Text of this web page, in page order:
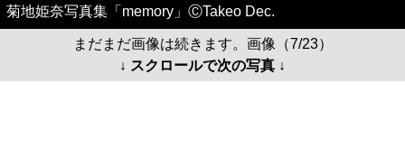
菊地姫奈写真集「memory」ⒸTakeo Dec.
まだまだ画像は続きます。画像（7/23）
↓ スクロールで次の写真 ↓